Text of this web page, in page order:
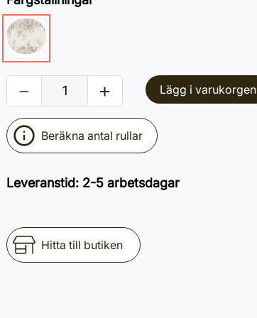
Lägg i varukorgen
Beräkna antal rullar
Leveranstid: 2-5 arbetsdagar
Hitta till butiken